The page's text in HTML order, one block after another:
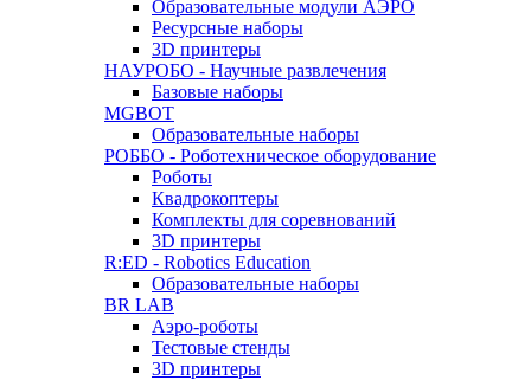
Образовательные модули АЭРО
Ресурсные наборы
3D принтеры
НАУРОБО - Научные развлечения
Базовые наборы
MGBOT
Образовательные наборы
РОББО - Роботехническое оборудование
Роботы
Квадрокоптеры
Комплекты для соревнований
3D принтеры
R:ED - Robotics Education
Образовательные наборы
BR LAB
Аэро-роботы
Тестовые стенды
3D принтеры